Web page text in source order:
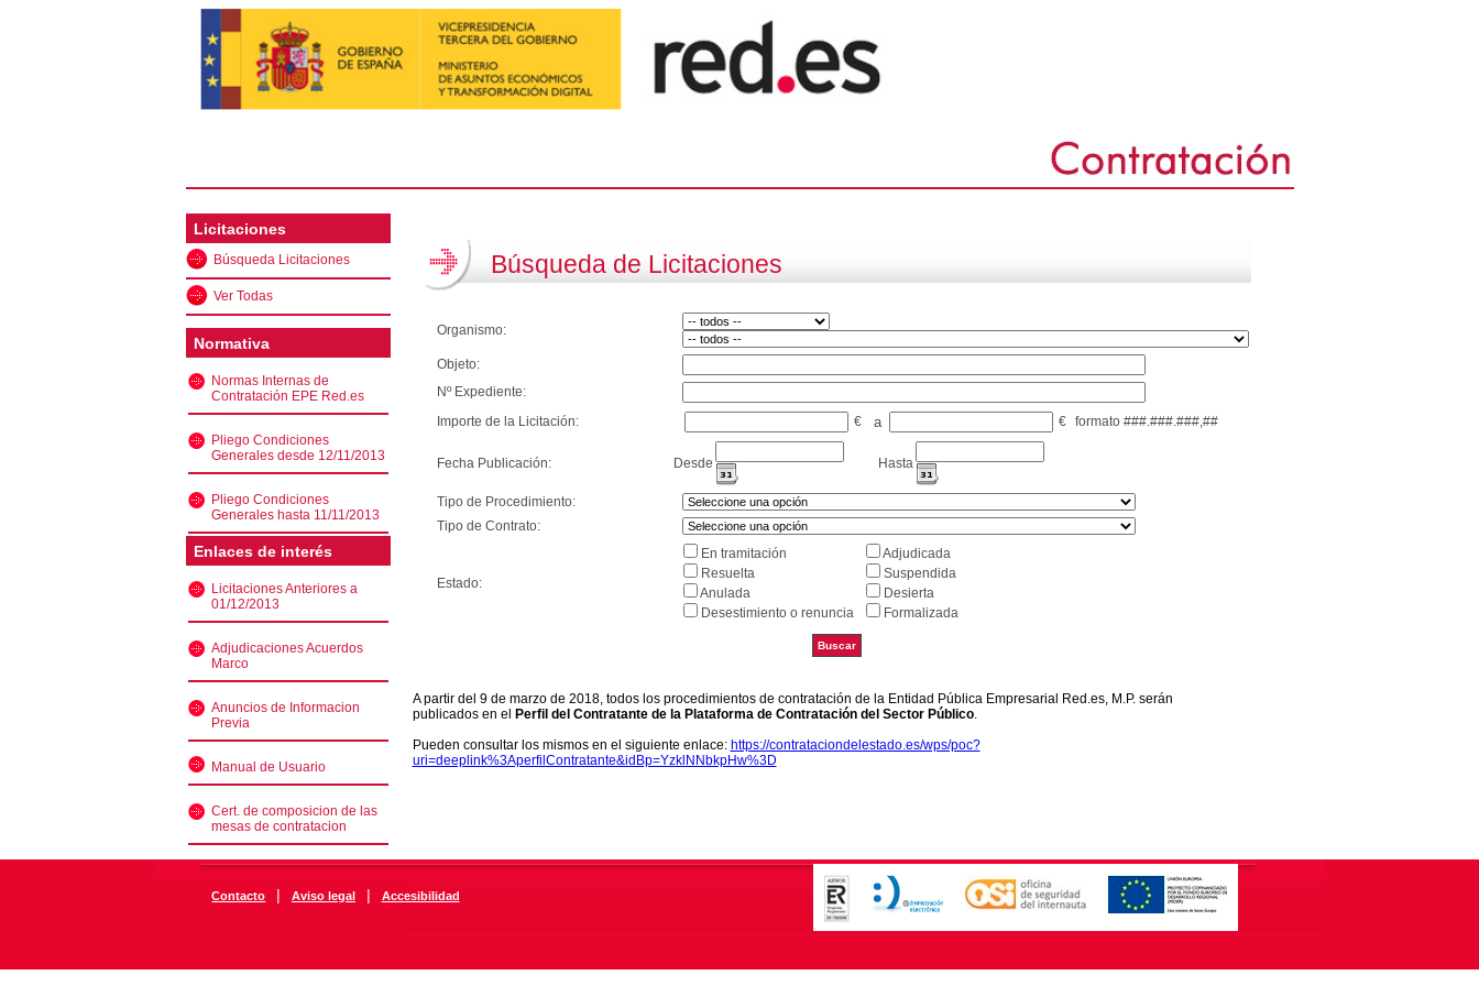
Licitaciones
Búsqueda Licitaciones
Ver Todas
Normativa
Normas Internas de
Contratación EPE Red.es
Pliego Condiciones
Generales desde 12/11/2013
Pliego Condiciones
Generales hasta 11/11/2013
Enlaces de interés
Licitaciones Anteriores a
01/12/2013
Adjudicaciones Acuerdos
Marco
Anuncios de Informacion
Previa
Manual de Usuario
Cert. de composicion de las
mesas de contratacion
Búsqueda de Licitaciones
Organismo:
Objeto:
Nº Expediente:
Importe de la Licitación:
€ a € formato ###.###.###,##
Fecha Publicación: Desde Hasta
Tipo de Procedimiento:
Tipo de Contrato:
Estado:
En tramitación
Adjudicada
Resuelta
Suspendida
Anulada
Desierta
Desestimiento o renuncia
Formalizada
A partir del 9 de marzo de 2018, todos los procedimientos de contratación de la Entidad Pública Empresarial Red.es, M.P. serán
publicados en el
Perfil del Contratante de la Plataforma de Contratación del Sector Público.
Pueden consultar los mismos en el siguiente enlace: https://contrataciondelestado.es/wps/poc?
uri=deeplink%3AperfilContratante&idBp=YzklNNbkpHw%3D
Contacto | Aviso legal | Accesibilidad